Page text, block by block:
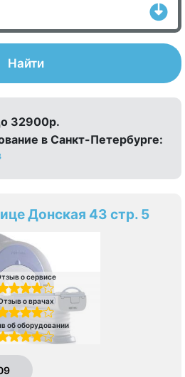
Найти
32900р.
в Санкт-Петербурге:
Донская 43 стр. 5
о сервисе
о врачах
об оборудовании